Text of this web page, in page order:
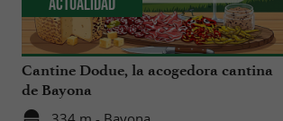
Cantine Dodue, la acogedora cantina
de Bayona
Actualidad